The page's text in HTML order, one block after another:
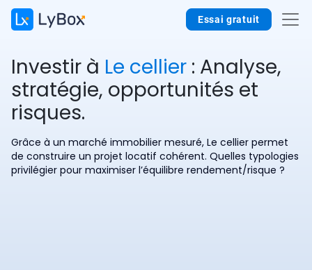
Essai gratuit
Investir à Le cellier : Analyse,
stratégie, opportunités et
risques.
Grâce à un marché immobilier mesuré, Le cellier permet
de construire un projet locatif cohérent. Quelles typologies
privilégier pour maximiser l’équilibre rendement/risque ?